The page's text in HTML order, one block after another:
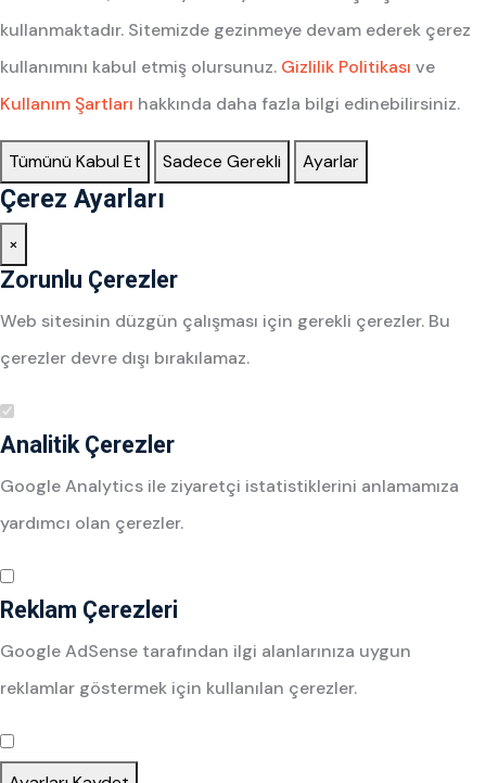
kullanmaktadır. Sitemizde gezinmeye devam ederek çerez
kullanımını kabul etmiş olursunuz. Gizlilik Politikası ve
Kullanım Şartları hakkında daha fazla bilgi edinebilirsiniz.
Tümünü Kabul Et Sadece Gerekli Ayarlar
Çerez Ayarları
×
Zorunlu Çerezler
Web sitesinin düzgün çalışması için gerekli çerezler. Bu
çerezler devre dışı bırakılamaz.
Analitik Çerezler
Google Analytics ile ziyaretçi istatistiklerini anlamamıza
yardımcı olan çerezler.
Reklam Çerezleri
Google AdSense tarafından ilgi alanlarınıza uygun
reklamlar göstermek için kullanılan çerezler.